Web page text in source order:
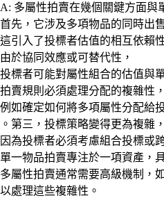
A: 多屬性拍賣在幾個關鍵方面與
首先，它涉及多項物品的同時出
這引入了投標者估值的相互依
由於協同效應或可替代性，
投標者可能對屬性組合的估值與
拍賣規則必須處理分配的複雜性，
例如確定如何將多項屬性分配給
。第三，投標策略變得更為複雜，
因為投標者必須考慮組合投標或
單一物品拍賣專注於一項資產，
多屬性拍賣通常需要高級機制，
以處理這些複雜性。